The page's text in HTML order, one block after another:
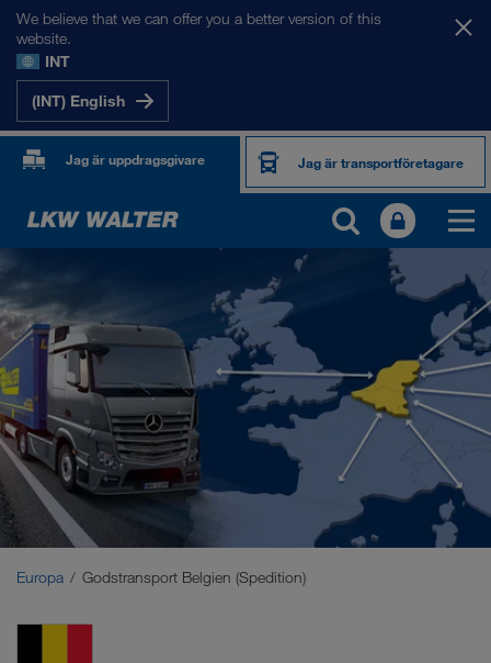
We believe that we can offer you a better version of this
website.
INT
(INT) English
Jag är uppdragsgivare Jag är transportföretagare
VÅRA MARKNADER
Europa
Centralasien
Ryssland
Mellanöstern
Europa Godstransport Belgien (Spedition)